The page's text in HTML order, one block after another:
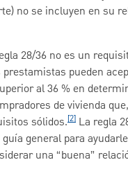
no se incluyen en su
28/36 no es un
pueden
al 36 % en
de vivienda
sólidos.[2] La regla
general para
una “buena”